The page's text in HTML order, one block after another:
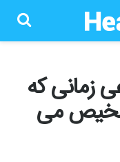
زمانی که
می